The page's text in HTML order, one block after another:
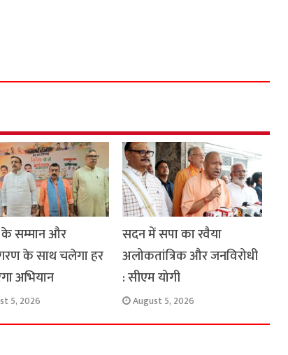
के सम्मान और
के साथ चलेगा हर
अभियान
5, 2026
सदन में सपा का रवैया
अलोकतांत्रिक और जनविरोधी
: सीएम योगी
August 5, 2026